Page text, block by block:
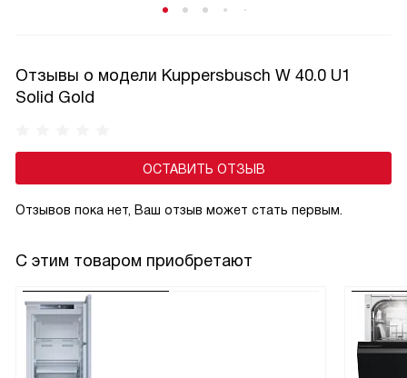
Отзывы о модели Kuppersbusch W 40.0 U1
Solid Gold
ОСТАВИТЬ ОТЗЫВ
Отзывов пока нет, Ваш отзыв может стать первым.
С этим товаром приобретают